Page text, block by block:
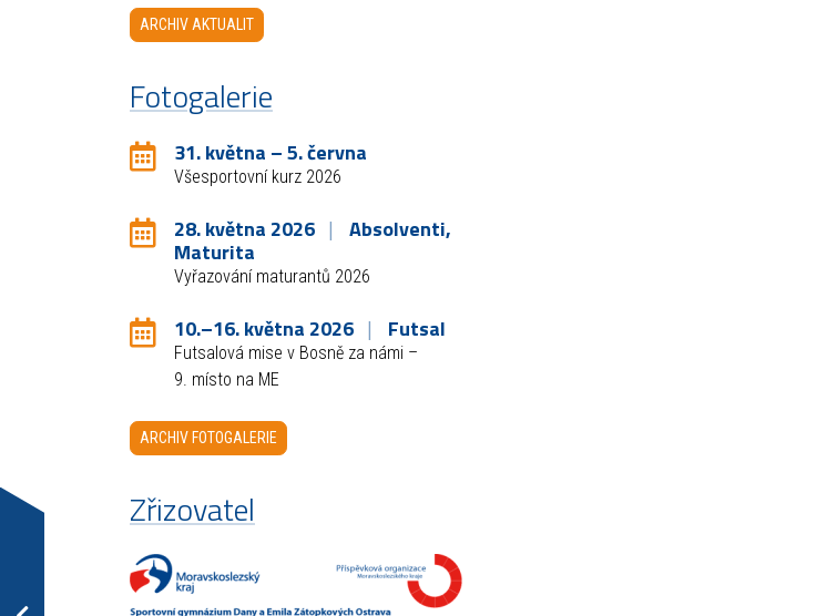
ARCHIV AKTUALIT
Fotogalerie
31. května – 5. června
Všesportovní kurz 2026
28. května 2026 Absolventi,
Maturita
Vyřazování maturantů 2026
10.–16. května 2026 Futsal
Futsalová mise v Bosně za námi –
9. místo na ME
ARCHIV FOTOGALERIE
Zřizovatel